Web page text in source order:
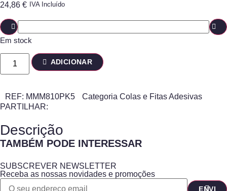
24,86 € IVA Incluído
Em stock
ADICIONAR
REF: MMM810PK5 Categoria Colas e Fitas Adesivas
PARTILHAR:
Descrição
TAMBÉM PODE INTERESSAR
SUBSCREVER NEWSLETTER
Receba as nossas novidades e promoções